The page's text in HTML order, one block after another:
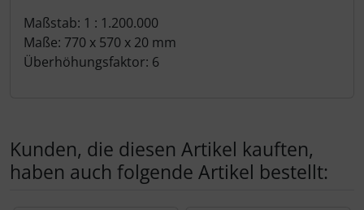
Maßstab: 1 : 1.200.000
Maße: 770 x 570 x 20 mm
Überhöhungsfaktor: 6
Kunden, die diesen Artikel kauften,
haben auch folgende Artikel bestellt: